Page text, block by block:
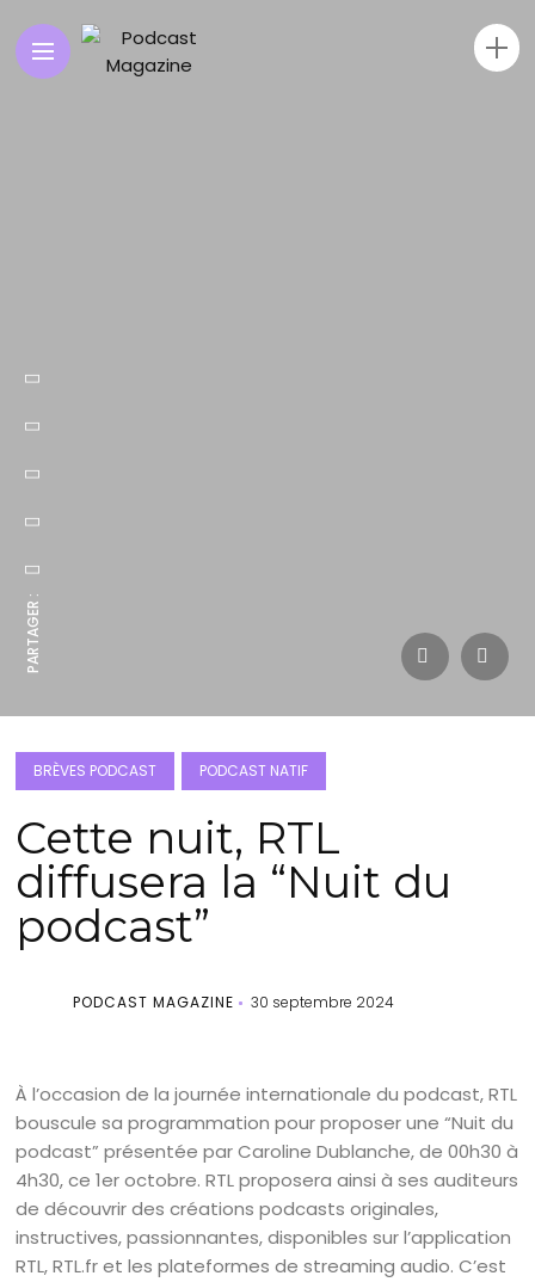
PARTAGER :
BRÈVES PODCAST PODCAST NATIF
Cette nuit, RTL
diffusera la “Nuit du
podcast”
PODCAST MAGAZINE 30 septembre 2024
À l’occasion de la journée internationale du podcast, RTL
bouscule sa programmation pour proposer une “Nuit du
podcast” présentée par Caroline Dublanche, de 00h30 à
4h30, ce 1er octobre. RTL proposera ainsi à ses auditeurs
de découvrir des créations podcasts originales,
instructives, passionnantes, disponibles sur l’application
RTL, RTL.fr et les plateformes de streaming audio. C’est